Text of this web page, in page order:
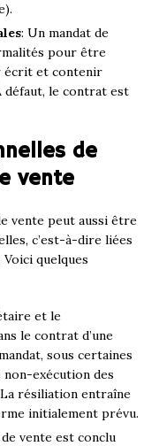
: Un mandat de
pour être
écrit et contenir
défaut, le contrat est
de
vente
vente peut aussi être
c’est-à-dire liées
quelques
et le
le contrat d’une
sous certaines
non-exécution des
résiliation entraîne
initialement prévu.
vente est conclu